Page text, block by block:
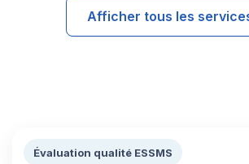
Afficher tous les
Évaluation qualité ESSMS